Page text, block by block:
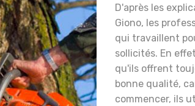
D'après les
Giono, les
qui travaillent
sollicités. En
qu'ils offrent
bonne qualité,
commencer, ils